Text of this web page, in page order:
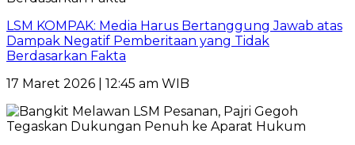
LSM KOMPAK: Media Harus Bertanggung Jawab atas
Dampak Negatif Pemberitaan yang Tidak
Berdasarkan Fakta
17 Maret 2026 | 12:45 am WIB